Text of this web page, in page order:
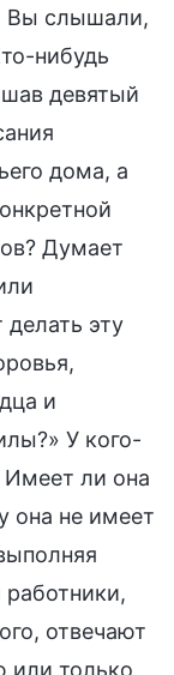
Вы слышали,
нибудь
девятый
дома, а
Думает
эту
и
У кого-
Имеет ли она
она не имеет
отвечают
или только